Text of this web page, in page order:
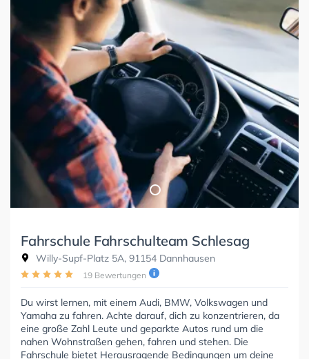
Fahrschule Fahrschulteam Schlesag
Willy-Supf-Platz 5A, 91154 Dannhausen
19 Bewertungen
Du wirst lernen, mit einem Audi, BMW, Volkswagen und
Yamaha zu fahren. Achte darauf, dich zu konzentrieren, da
eine große Zahl Leute und geparkte Autos rund um die
nahen Wohnstraßen gehen, fahren und stehen. Die
Fahrschule bietet Herausragende Bedingungen um deine